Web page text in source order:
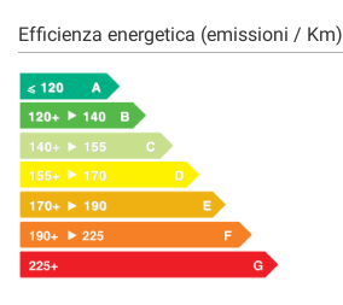
Efficienza energetica (emissioni / Km)